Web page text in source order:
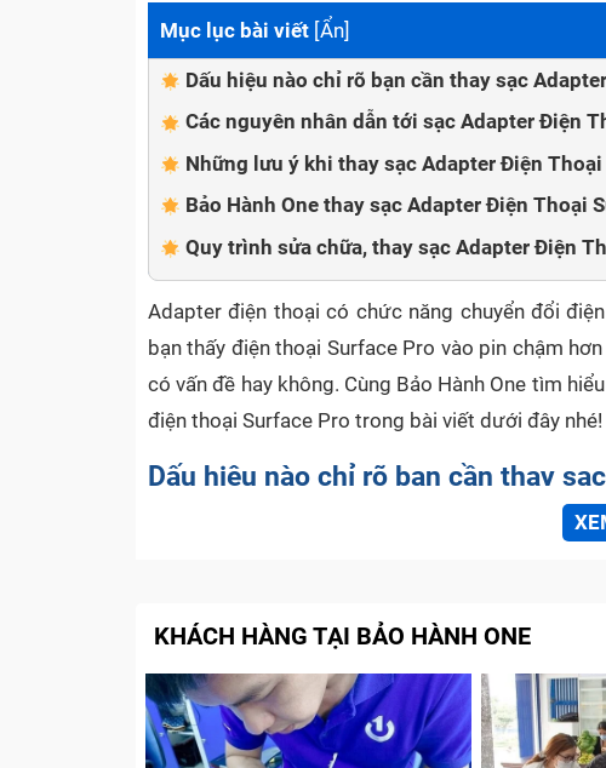
Mục lục bài viết [Ẩn]
Dấu hiệu nào chỉ rõ bạn cần thay sạc
Các nguyên nhân dẫn tới sạc Adapter Điện
Những lưu ý khi thay sạc Adapter Điện Thoại
Bảo Hành One thay sạc Adapter Điện Thoại
Quy trình sửa chữa, thay sạc Adapter Điện
Adapter điện thoại có chức năng chuyển đổi
bạn thấy điện thoại Surface Pro vào pin chậm
có vấn đề hay không. Cùng Bảo Hành One tìm
điện thoại Surface Pro trong bài viết dưới đây nhé!
Dấu hiệu nào chỉ rõ bạn cần thay
Adapter điện thoại được hiểu đơn giản là cầu
có thể Adapter đã bị chập, cháy mạch không
Nhìn bề ngoài, nếu bạn thấy sạc Adapter điện
này bạn cần thay ngay phụ kiện mới để đảm
Điện thoại Surface Pro đang hoạt động bình
KHÁCH HÀNG TẠI BẢO HÀNH ONE